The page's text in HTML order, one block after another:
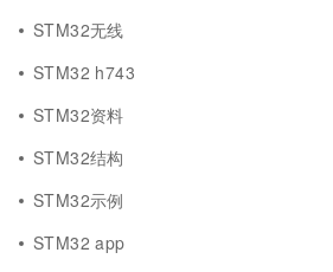
STM32无线
STM32 h743
STM32资料
STM32结构
STM32示例
STM32 app